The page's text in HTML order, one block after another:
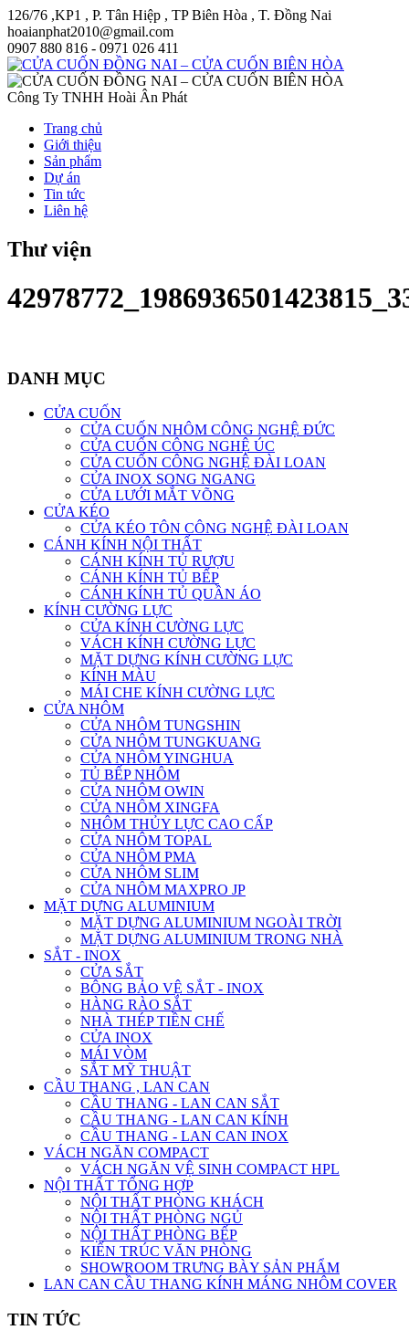
126/76 ,KP1 , P. Tân Hiệp , TP Biên Hòa , T. Đồng Nai
hoaianphat2010@gmail.com
0907 880 816 - 0971 026 411
Công Ty TNHH Hoài Ân Phát
Trang chủ
Giới thiệu
Sản phẩm
Dự án
Tin tức
Liên hệ
Thư viện
DANH MỤC
CỬA CUỐN
CỬA CUỐN NHÔM CÔNG NGHỆ ĐỨC
CỬA CUỐN CÔNG NGHỆ ÚC
CỬA CUỐN CÔNG NGHỆ ĐÀI LOAN
CỬA INOX SONG NGANG
CỬA LƯỚI MẮT VÕNG
CỬA KÉO
CỬA KÉO TÔN CÔNG NGHỆ ĐÀI LOAN
CÁNH KÍNH NỘI THẤT
CÁNH KÍNH TỦ RƯỢU
CÁNH KÍNH TỦ BẾP
CÁNH KÍNH TỦ QUẦN ÁO
KÍNH CƯỜNG LỰC
CỬA KÍNH CƯỜNG LỰC
VÁCH KÍNH CƯỜNG LỰC
MẶT DỰNG KÍNH CƯỜNG LỰC
KÍNH MÀU
MÁI CHE KÍNH CƯỜNG LỰC
CỬA NHÔM
CỬA NHÔM TUNGSHIN
CỬA NHÔM TUNGKUANG
CỬA NHÔM YINGHUA
TỦ BẾP NHÔM
CỬA NHÔM OWIN
CỬA NHÔM XINGFA
NHÔM THỦY LỰC CAO CẤP
CỬA NHÔM TOPAL
CỬA NHÔM PMA
CỬA NHÔM SLIM
CỬA NHÔM MAXPRO JP
MẶT DỰNG ALUMINIUM
MẶT DỰNG ALUMINIUM NGOÀI TRỜI
MẶT DỰNG ALUMINIUM TRONG NHÀ
SẮT - INOX
CỬA SẮT
BÔNG BẢO VỆ SẮT - INOX
HÀNG RÀO SẮT
NHÀ THÉP TIỀN CHẾ
CỬA INOX
MÁI VÒM
SẮT MỸ THUẬT
CẦU THANG , LAN CAN
CẦU THANG - LAN CAN SẮT
CẦU THANG - LAN CAN KÍNH
CẦU THANG - LAN CAN INOX
VÁCH NGĂN COMPACT
VÁCH NGĂN VỆ SINH COMPACT HPL
NỘI THẤT TỔNG HỢP
NỘI THẤT PHÒNG KHÁCH
NỘI THẤT PHÒNG NGỦ
NỘI THẤT PHÒNG BẾP
KIẾN TRÚC VĂN PHÒNG
SHOWROOM TRƯNG BÀY SẢN PHẨM
LAN CAN CẦU THANG KÍNH MÁNG NHÔM COVER
TIN TỨC